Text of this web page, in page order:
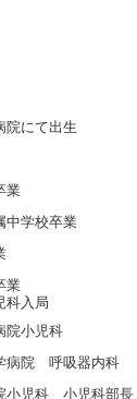
にて出生
業
中学校卒業
業
科入局
院小児科
病院 呼吸器内科
小児科 小児科部長